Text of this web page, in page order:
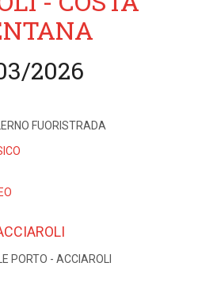
2026
FUORISTRADA
PORTO - ACCIAROLI